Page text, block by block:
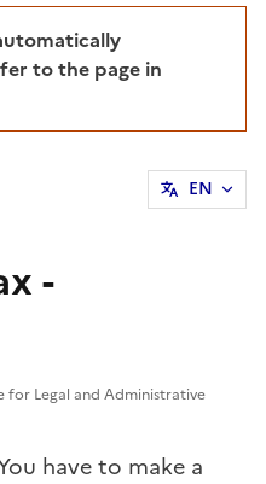
to the page in
EN
-
for Legal and Administrative
have to make a